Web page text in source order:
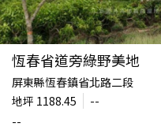
恆春省道旁綠野美地
屏東縣恆春鎮省北路二段
地坪 1188.45
--
--